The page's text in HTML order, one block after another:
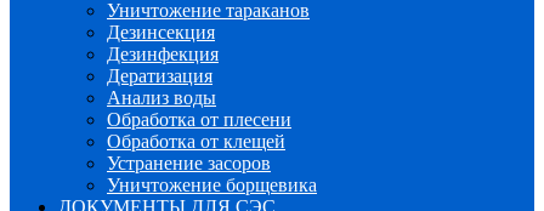
Уничтожение тараканов
Дезинсекция
Дезинфекция
Дератизация
Анализ воды
Обработка от плесени
Обработка от клещей
Устранение засоров
Уничтожение борщевика
ДОКУМЕНТЫ ДЛЯ СЭС